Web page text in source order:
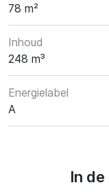
78 m²
Inhoud
248 m³
Energielabel
A
In